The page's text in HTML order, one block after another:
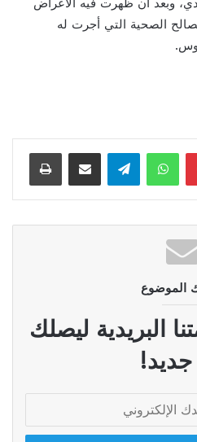
وبعد أن ظهرت فيه الأعراض
الصحية التي أجرت له
بينتيريستواتساب تيلقرام مشاركة عبر البريد طباعة
الموضوع
البريدية ليصلك